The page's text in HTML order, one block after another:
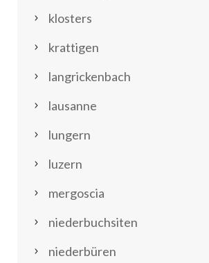
klosters
krattigen
langrickenbach
lausanne
lungern
luzern
mergoscia
niederbuchsiten
niederbüren